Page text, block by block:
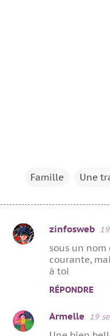
Famille Une
C
n
zinfosweb
sous un
courante,
à toi
RÉPONDRE
Armelle 19